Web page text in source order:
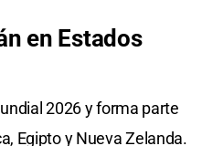
en Estados
2026 y forma parte
Egipto y Nueva Zelanda.